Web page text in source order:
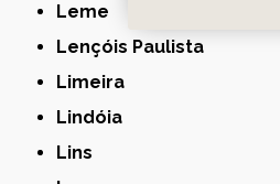
Leme
Lençóis Paulista
Limeira
Lindóia
Lins